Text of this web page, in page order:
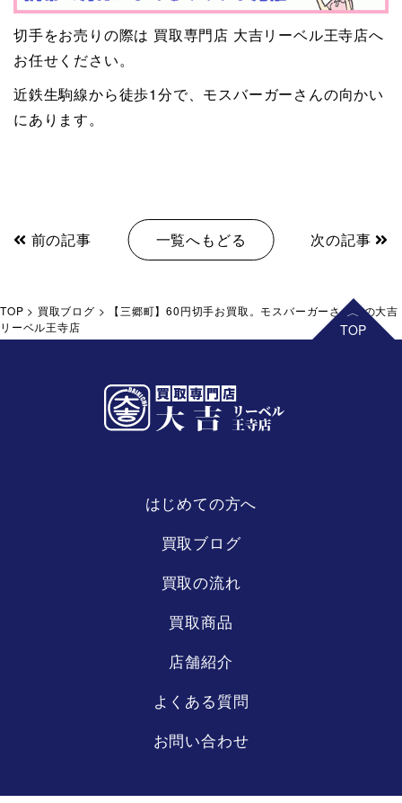
切手をお売りの際は 買取専門店 大吉リーベル王寺店へ
お任せください。
近鉄生駒線から徒歩1分で、モスバーガーさんの向かい
にあります。
前の記事 一覧へもどる 次の記事
TOP > 買取ブログ >
【三郷町】60円切手お買取。モスバーガーさん前の大吉
リーベル王寺店
リーベル
王寺店
はじめての方へ
買取ブログ
買取の流れ
買取商品
店舗紹介
よくある質問
お問い合わせ